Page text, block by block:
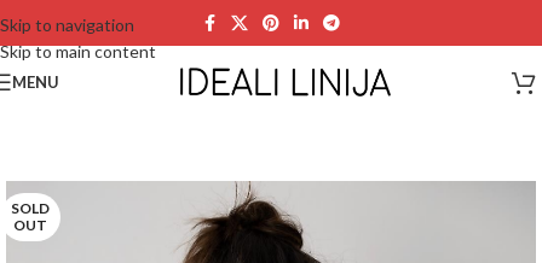
Skip to navigation
Skip to main content
MENU
SOLD
OUT